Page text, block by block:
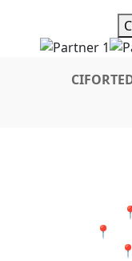
📍